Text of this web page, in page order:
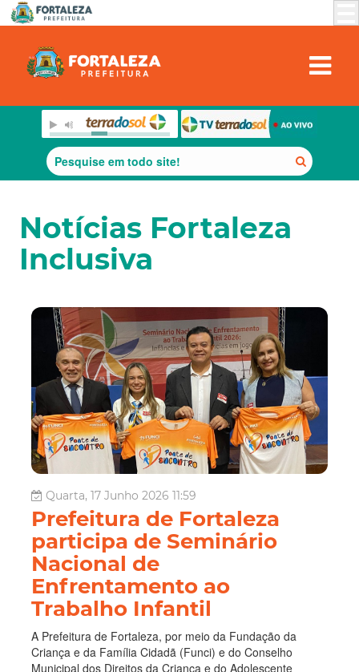
Notícias Fortaleza
Inclusiva
Quarta, 17 Junho 2026 11:59
Prefeitura de Fortaleza
participa de Seminário
Nacional de
Enfrentamento ao
Trabalho Infantil
A Prefeitura de Fortaleza, por meio da Fundação da
Criança e da Família Cidadã (Funci) e do Conselho
Municipal dos Direitos da Criança e do Adolescente